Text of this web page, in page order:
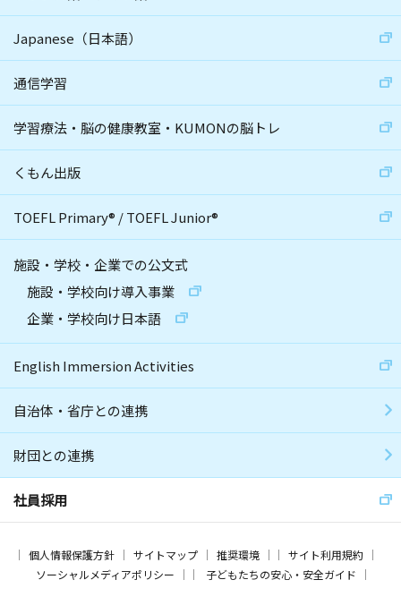
Japanese（日本語）
通信学習
学習療法・脳の健康教室・KUMONの脳トレ
くもん出版
TOEFL Primary® /TOEFL Junior®
施設・学校・企業での公文式
施設・学校向け導入事業
企業・学校向け日本語
English Immersion Activities
自治体・省庁との連携
財団との連携
社員採用
個人情報保護方針 サイトマップ 推奨環境
サイト利用規約
ソーシャルメディアポリシー
子どもたちの安心・安全ガイド